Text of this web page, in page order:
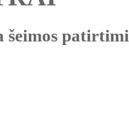
šeimos patirtimi